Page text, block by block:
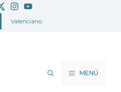
Valenciano
MENÚ